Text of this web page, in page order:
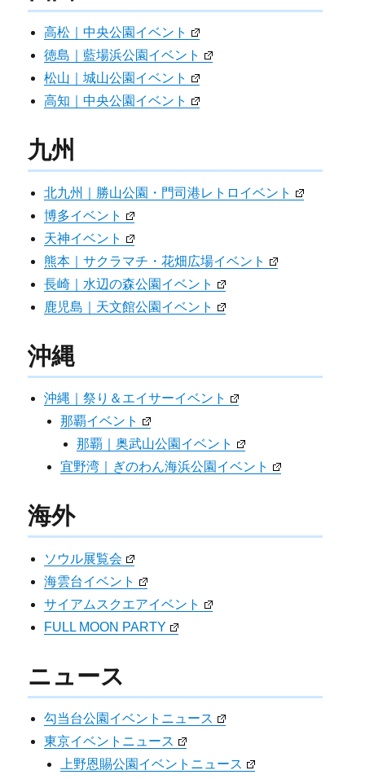
高松｜中央公園イベント
徳島｜藍場浜公園イベント
松山｜城山公園イベント
高知｜中央公園イベント
九州
北九州｜勝山公園・門司港レトロイベント
博多イベント
天神イベント
熊本｜サクラマチ・花畑広場イベント
長崎｜水辺の森公園イベント
鹿児島｜天文館公園イベント
沖縄
沖縄｜祭り＆エイサーイベント
那覇イベント
那覇｜奥武山公園イベント
宜野湾｜ぎのわん海浜公園イベント
海外
ソウル展覧会
海雲台イベント
サイアムスクエアイベント
FULL MOON PARTY
ニュース
勾当台公園イベントニュース
東京イベントニュース
上野恩賜公園イベントニュース